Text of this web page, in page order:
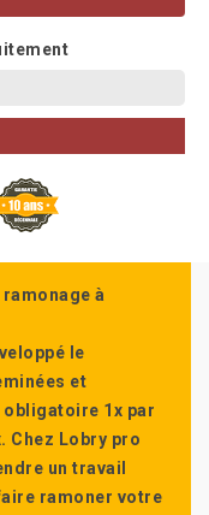
à
le
et
1x par
Chez Lobry pro
un travail
ramoner votre